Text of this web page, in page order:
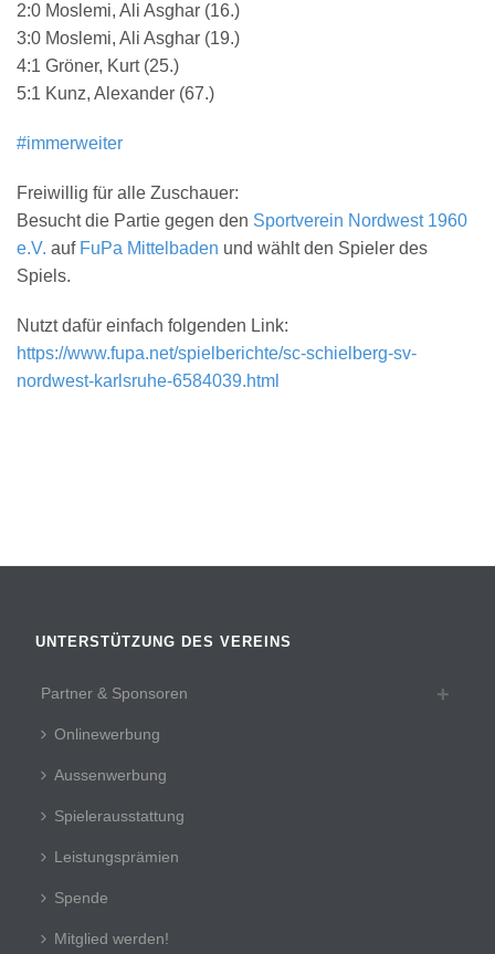
2:0 Moslemi, Ali Asghar (16.)
3:0 Moslemi, Ali Asghar (19.)
4:1 Gröner, Kurt (25.)
5:1 Kunz, Alexander (67.)
#immerweiter
Freiwillig für alle Zuschauer:
Besucht die Partie gegen den Sportverein Nordwest 1960
e.V. auf FuPa Mittelbaden und wählt den Spieler des
Spiels.
Nutzt dafür einfach folgenden Link:
https://www.fupa.net/spielberichte/sc-schielberg-sv-
nordwest-karlsruhe-6584039.html
UNTERSTÜTZUNG DES VEREINS
Partner & Sponsoren
Onlinewerbung
Aussenwerbung
Spielerausstattung
Leistungsprämien
Spende
Mitglied werden!